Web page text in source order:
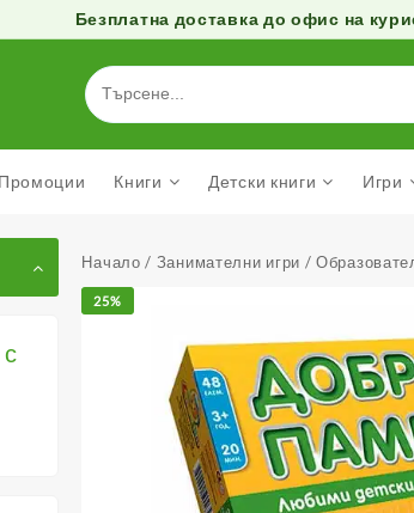
Безплатна доставка до офис на
Промоции Книги Детски книги Игри
Начало / Занимателни игри /
25%